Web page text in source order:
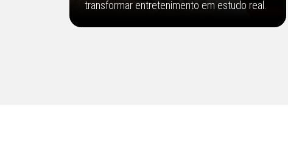
transformar entretenimento em estudo real.